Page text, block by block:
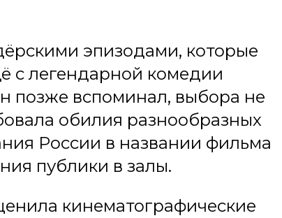
эпизодами, которые
с легендарной комедии
позже вспоминал, выбора не
обилия разнообразных
России в названии фильма
публики в залы.
кинематографические